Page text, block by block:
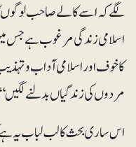
لگے کہ اسے کالے صاحب لوگوں
اسلامی زندگی مرغوب ہے جس میں
کا خوف اور اسلامی آداب و
مردوں کی زندگیاں بدلنے لگیں‘‘۔
اس ساری بحث کا لب لباب یہ